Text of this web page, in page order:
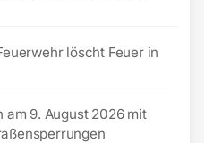
löscht Feuer in
am 9. August 2026 mit